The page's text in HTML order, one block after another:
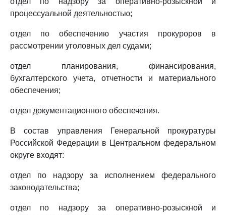
процессуальной деятельностью;
отдел по обеспечению участия прокуроров в
рассмотрении уголовных дел судами;
отдел планирования, финансирования,
бухгалтерского учета, отчетности и материального
обеспечения;
отдел документационного обеспечения.
В состав управления Генеральной прокуратуры
Российской Федерации в Центральном федеральном
округе входят:
отдел по надзору за исполнением федерального
законодательства;
отдел по надзору за оперативно-розыскной и